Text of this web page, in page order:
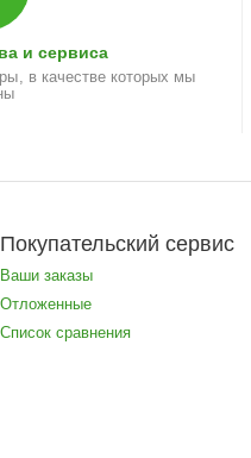
и сервиса
в качестве которых мы
Покупательский сервис
Ваши заказы
Отложенные
Список сравнения